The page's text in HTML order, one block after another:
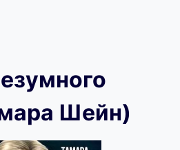
Шейн)